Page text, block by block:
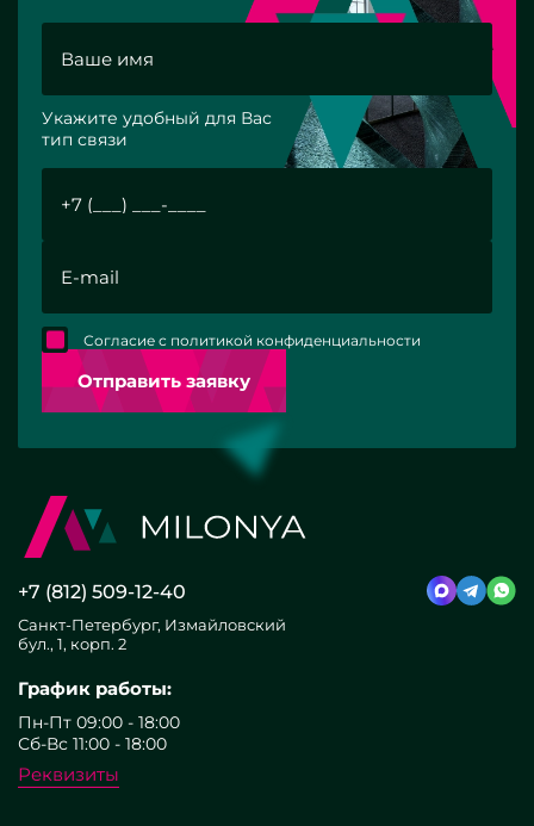
Укажите удобный для Вас
тип связи
Отправить заявку
Согласие с политикой конфиденциальности
+7 (812) 509-12-40
Санкт-Петербург, Измайловский
бул., 1, корп. 2
График работы:
Пн-Пт 09:00 - 18:00
Сб-Вс 11:00 - 18:00
Реквизиты